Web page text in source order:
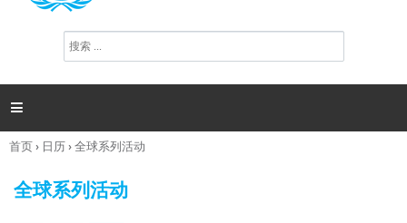
搜
索

你
这
首页› 日历›全球系列活动
全球系列活动